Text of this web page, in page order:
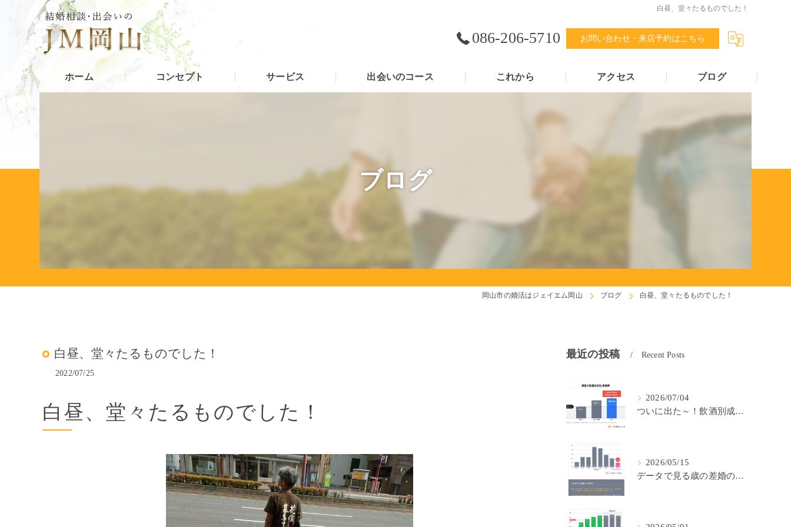
白昼、堂々たるものでした！
086-206-5710 お問い合わせ・来店予約はこちら
ホーム コンセプト サービス 出会いのコース これから アクセス ブログ
ブログ
岡山市の婚活はジェイエム岡山 ブログ 白昼、堂々たるものでした！
白昼、堂々たるものでした！
2022/07/25
白昼、堂々たるものでした！
最近の投稿 Recent Posts
2026/07/04
ついに出た～！飲酒別成婚率(IBJ)！
2026/05/15
データで見る歳の差婚の確率の低さ。